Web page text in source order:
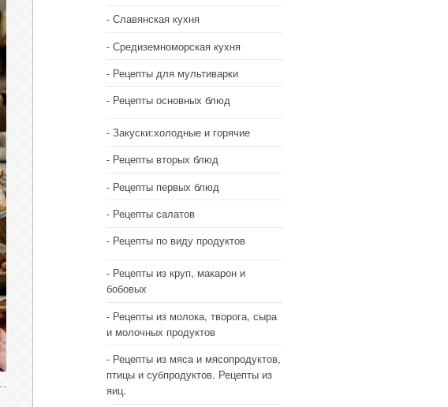
Славянская кухня
Средиземноморская кухня
Рецепты для мультиварки
Рецепты основных блюд
Закуски:холодные и горячие
Рецепты вторых блюд
Рецепты первых блюд
Рецепты салатов
Рецепты по виду продуктов
Рецепты из круп, макарон и
бобовых
Рецепты из молока, творога, сыра
и молочных продуктов
Рецепты из мяса и мясопродуктов,
птицы и субпродуктов. Рецепты из
яиц.